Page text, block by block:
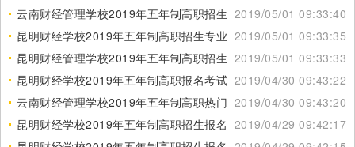
云南财经管理学校2019年五年制高职招生专业计划表2019/05/01 09:33:40
昆明财经学校2019年五年制高职招生专业计划一览表2019/05/01 09:33:35
昆明财经管理学校2019年五年制高职招生报名咨询电话
2019/05/01 09:33:33
昆明财经学校2019年五年制高职报名考试时间2019/04/30 09:43:22
云南财经管理学校2019年五年制高职热门招生信息2019/04/30 09:43:20
昆明财经学校2019年五年制高职招生报名信息2019/04/29 09:42:17